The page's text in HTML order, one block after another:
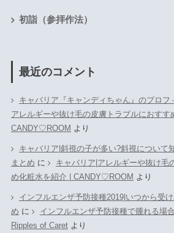
初詣（参拝作法）
最近のコメント
キャバリア『キャンディちゃん』のプロフ
アレルギーや抜け毛の皮膚トラブルにおすす
CANDY♡ROOM より
キャバリア|斜視の子が多い?斜視について
まとめ に
キャバリア|アレルギーや抜け毛
め化粧水を紹介 | CANDY♡ROOM より
インフルエンザ予防接種2019|いつから受
め に
インフルエンザ予防接種で腫れる場
Ripples of Caretより